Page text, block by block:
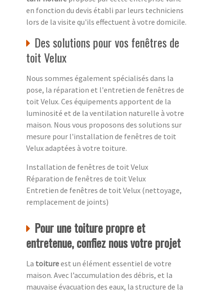
en fonction du devis établi par leurs techniciens
lors de la visite qu'ils effectuent à votre domicile.
Des solutions pour vos fenêtres de
toit Velux
Nous sommes également spécialisés dans la
pose, la réparation et l'entretien de fenêtres de
toit Velux. Ces équipements apportent de la
luminosité et de la ventilation naturelle à votre
maison. Nous vous proposons des solutions sur
mesure pour l'installation de fenêtres de toit
Velux adaptées à votre toiture.
Installation de fenêtres de toit Velux
Réparation de fenêtres de toit Velux
Entretien de fenêtres de toit Velux (nettoyage,
remplacement de joints)
Pour une toiture propre et
entretenue, confiez nous votre projet
La toitureest un élément essentiel de votre
maison. Avec l’accumulation des débris, et la
mauvaise évacuation des eaux, la structure de la